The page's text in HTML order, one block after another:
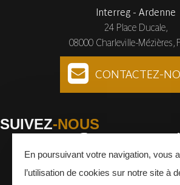
Interreg - Ardenne
24 Place Ducale,
08000 Charleville-Mézières,
CONTACTEZ-
SUIVEZ-NOUS
Facebook Instagram
En poursuivant votre navigation, vous
l’utilisation de cookies sur notre site à